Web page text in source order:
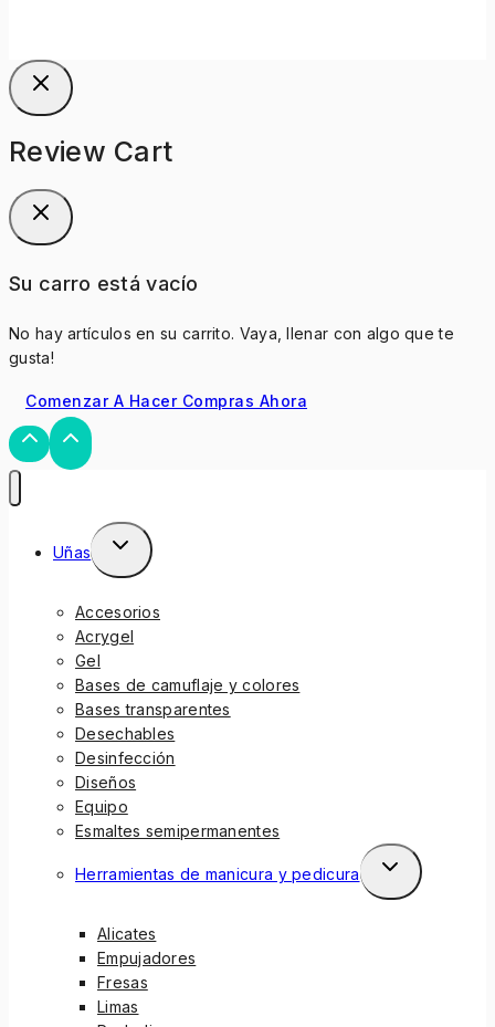
Review Cart
Su carro está vacío
No hay artículos en su carrito. Vaya, llenar con algo que te
gusta!
Comenzar A Hacer Compras Ahora
Uñas
Accesorios
Acrygel
Gel
Bases de camuflaje y colores
Bases transparentes
Desechables
Desinfección
Diseños
Equipo
Esmaltes semipermanentes
Herramientas de manicura y pedicura
Alicates
Empujadores
Fresas
Limas